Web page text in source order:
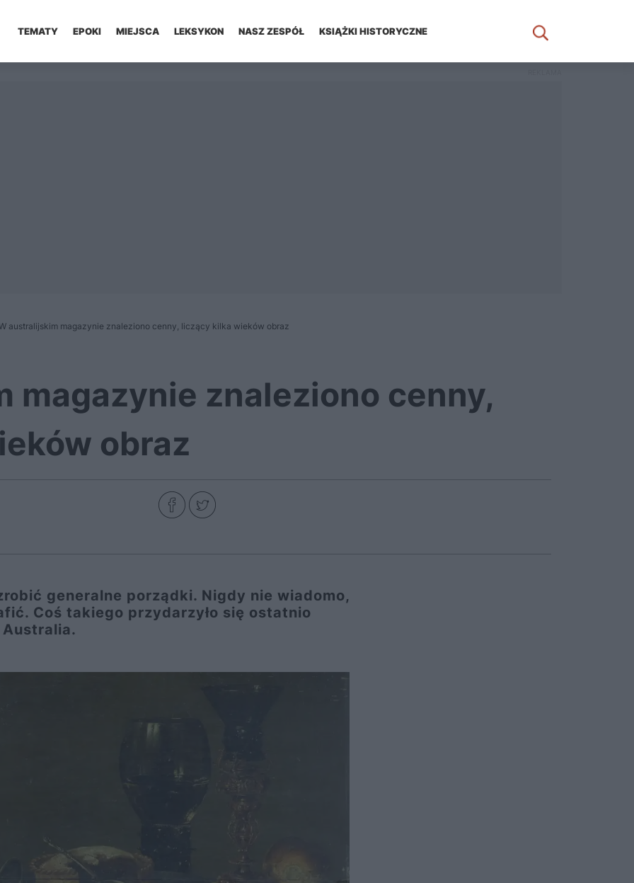
TEMATY EPOKI MIEJSCA LEKSYKON NASZ ZESPÓŁ KSIĄŻKI HISTORYCZNE
australijskim magazynie znaleziono cenny, liczący kilka wieków obraz
magazynie znaleziono cenny,
obraz
generalne porządki. Nigdy nie wiadomo,
Coś takiego przydarzyło się ostatnio